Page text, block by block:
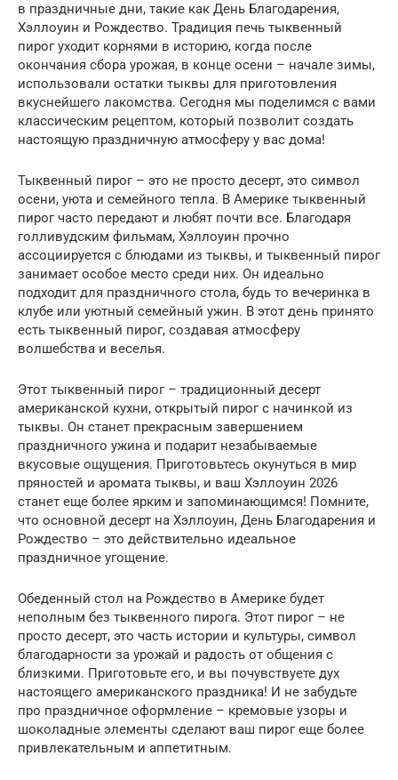
в праздничные дни, такие как День Благодарения,
Хэллоуин и Рождество. Традиция печь тыквенный
пирог уходит корнями в историю, когда после
окончания сбора урожая, в конце осени – начале зимы,
использовали остатки тыквы для приготовления
вкуснейшего лакомства. Сегодня мы поделимся с вами
классическим рецептом, который позволит создать
настоящую праздничную атмосферу у вас дома!
Тыквенный пирог – это не просто десерт, это символ
осени, уюта и семейного тепла. В Америке тыквенный
пирог часто передают и любят почти все. Благодаря
голливудским фильмам, Хэллоуин прочно
ассоциируется с блюдами из тыквы, и тыквенный пирог
занимает особое место среди них. Он идеально
подходит для праздничного стола, будь то вечеринка в
клубе или уютный семейный ужин. В этот день принято
есть тыквенный пирог, создавая атмосферу
волшебства и веселья.
Этот тыквенный пирог – традиционный десерт
американской кухни, открытый пирог с начинкой из
тыквы. Он станет прекрасным завершением
праздничного ужина и подарит незабываемые
вкусовые ощущения. Приготовьтесь окунуться в мир
пряностей и аромата тыквы, и ваш Хэллоуин 2026
станет еще более ярким и запоминающимся! Помните,
что основной десерт на Хэллоуин, День Благодарения и
Рождество – это действительно идеальное
праздничное угощение.
Обеденный стол на Рождество в Америке будет
неполным без тыквенного пирога. Этот пирог – не
просто десерт, это часть истории и культуры, символ
благодарности за урожай и радость от общения с
близкими. Приготовьте его, и вы почувствуете дух
настоящего американского праздника! И не забудьте
про праздничное оформление – кремовые узоры и
шоколадные элементы сделают ваш пирог еще более
привлекательным и аппетитным.